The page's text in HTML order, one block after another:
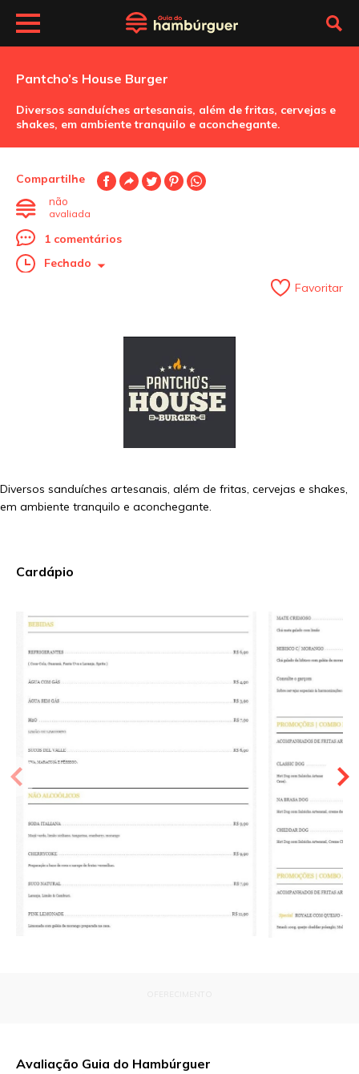
Pantcho’s House Burger
Diversos sanduíches artesanais, além de fritas, cervejas e
shakes, em ambiente tranquilo e aconchegante.
Compartilhe
não
avaliada
1 comentários
Fechado
Favoritar
Diversos sanduíches artesanais, além de fritas, cervejas e shakes,
em ambiente tranquilo e aconchegante.
Cardápio
Avaliação Guia do Hambúrguer